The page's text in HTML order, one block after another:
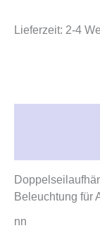
Lieferzeit: 2-4
Beleuchtung für
nn